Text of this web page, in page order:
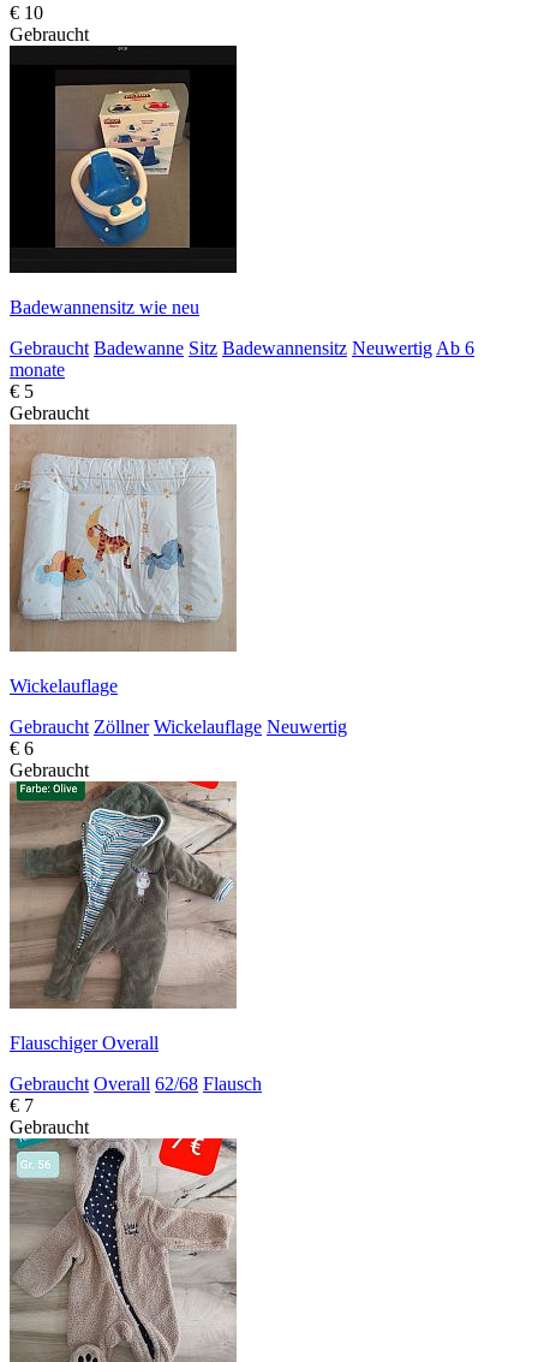
€ 10
Gebraucht
Badewannensitz wie neu
Gebraucht Badewanne Sitz Badewannensitz Neuwertig Ab 6
monate
€ 5
Gebraucht
Wickelauflage
Gebraucht Zöllner Wickelauflage Neuwertig
€ 6
Gebraucht
Flauschiger Overall
Gebraucht Overall 62/68 Flausch
€ 7
Gebraucht